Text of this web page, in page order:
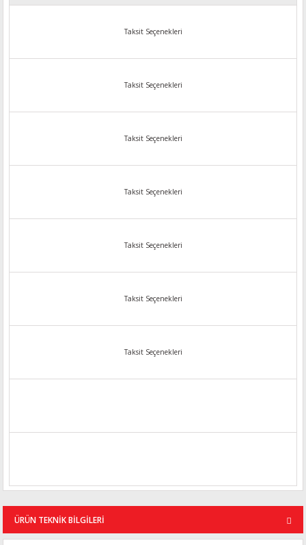
Taksit Seçenekleri
Taksit Seçenekleri
Taksit Seçenekleri
Taksit Seçenekleri
Taksit Seçenekleri
Taksit Seçenekleri
Taksit Seçenekleri
ÜRÜN TEKNİK BİLGİLERİ